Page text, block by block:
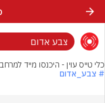
צבע אדום
כלי טייס עוין - היכנסו מייד
# צבע_אדום